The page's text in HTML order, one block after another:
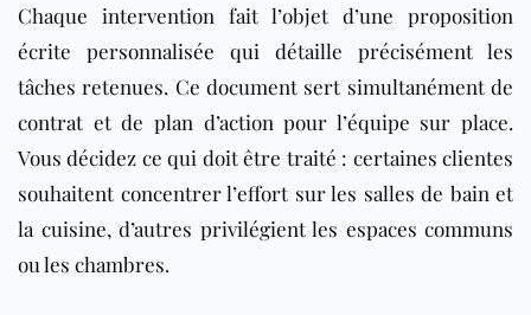
Chaque intervention fait l’objet d’une proposition
écrite personnalisée qui détaille précisément les
tâches retenues. Ce document sert simultanément de
contrat et de plan d’action pour l’équipe sur place.
Vous décidez ce qui doit être traité : certaines clientes
souhaitent concentrer l’effort sur les salles de bain et
la cuisine, d’autres privilégient les espaces communs
ou les chambres.